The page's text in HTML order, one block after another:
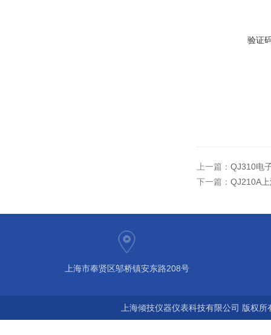
验证
上一篇： QJ310电
下一篇： QJ210A
上海市奉贤区邬桥镇安东路208号
上海倾技仪器仪表科技有限公司 版权